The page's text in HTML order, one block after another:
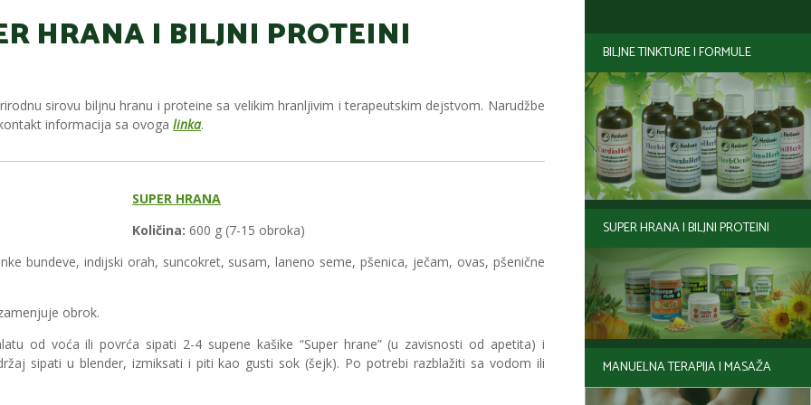
BILJNE TINKTURE I FORMULE
SUPER HRANA I BILJNI PROTEINI
MANUELNA TERAPIJA I MASAŽA
HRANA I BILJNI PROTEINI
sirovu biljnu hranu i proteine sa velikim hranljivim i terapeutskim dejstvom. Narudžbe
informacija sa ovogalinka.
SUPER HRANA
Količina: 600 g (7-15 obroka)
bundeve, indijski orah, suncokret, susam, laneno seme, pšenica, ječam, ovas, pšenične
obrok.
od voća ili povrća sipati 2-4 supene kašike “Super hrane” (u zavisnosti od apetita) i
sipati u blender, izmiksati i piti kao gusti sok (šejk). Po potrebi razblažiti sa vodom ili